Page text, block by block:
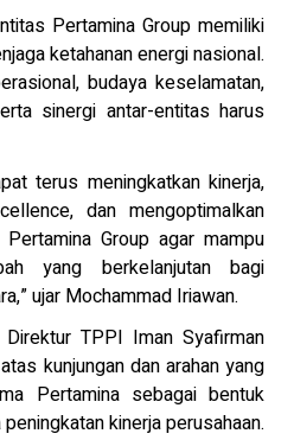
Pertamina Group memiliki
ketahanan energi nasional.
budaya keselamatan,
sinergi antar-entitas harus
terus meningkatkan kinerja,
dan mengoptimalkan
Group agar mampu
yang berkelanjutan bagi
ujar Mochammad Iriawan.
TPPI Iman Syafirman
kunjungan dan arahan yang
Pertamina sebagai bentuk
kinerja perusahaan.